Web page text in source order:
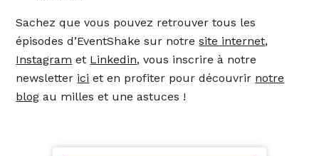
Sachez que vous pouvez retrouver tous les
épisodes d’EventShake sur notresite internet,
Instagram et Linkedin, vous inscrire à notre
newsletter ici et en profiter pour découvrir notre
blog au milles et une astuces !